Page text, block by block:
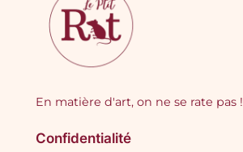
En matière d'art, on ne se rate pas !
Confidentialité